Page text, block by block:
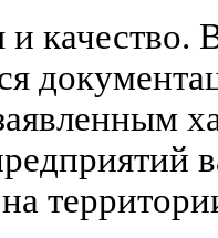
качество.
на